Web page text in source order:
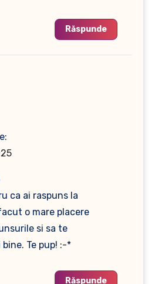
Răspunde
ca ai raspuns la
o mare placere
si sa te
Te pup! :-*
Răspunde